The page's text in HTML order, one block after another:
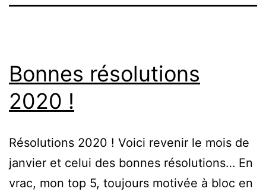
Bonnes résolutions
2020 !
Résolutions 2020 ! Voici revenir le mois de
janvier et celui des bonnes résolutions… En
vrac, mon top 5, toujours motivée à bloc en